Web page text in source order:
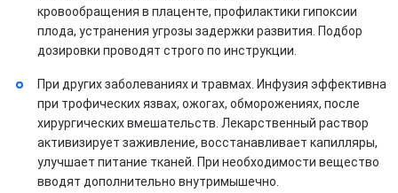
кровообращения в плаценте, профилактики гипоксии
плода, устранения угрозы задержки развития. Подбор
дозировки проводят строго по инструкции.
При других заболеваниях и травмах. Инфузия эффективна
при трофических язвах, ожогах, обморожениях, после
хирургических вмешательств. Лекарственный раствор
активизирует заживление, восстанавливает капилляры,
улучшает питание тканей. При необходимости вещество
вводят дополнительно внутримышечно.